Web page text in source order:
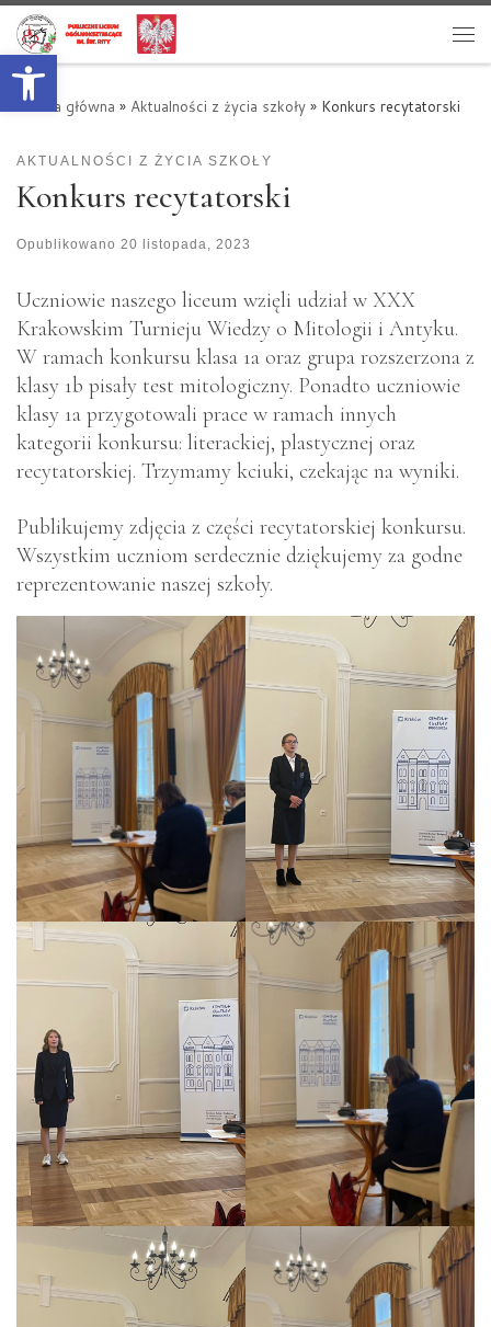
Otwórz pasek narzędzi
Przejdź do treści
Strona główna » Aktualności z życia szkoły » Konkurs recytatorski
AKTUALNOŚCI Z ŻYCIA SZKOŁY
Konkurs recytatorski
Opublikowano 20 listopada, 2023
Uczniowie naszego liceum wzięli udział w XXX
Krakowskim Turnieju Wiedzy o Mitologii i Antyku.
W ramach konkursu klasa 1a oraz grupa rozszerzona z
klasy 1b pisały test mitologiczny. Ponadto uczniowie
klasy 1a przygotowali prace w ramach innych
kategorii konkursu: literackiej, plastycznej oraz
recytatorskiej. Trzymamy kciuki, czekając na wyniki.
Publikujemy zdjęcia z części recytatorskiej konkursu.
Wszystkim uczniom serdecznie dziękujemy za godne
reprezentowanie naszej szkoły.